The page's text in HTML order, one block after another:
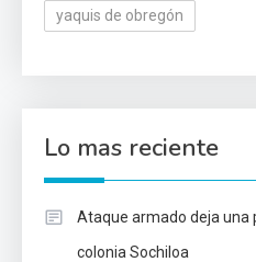
yaquis de obregón
Lo mas reciente
Ataque armado deja una
colonia Sochiloa